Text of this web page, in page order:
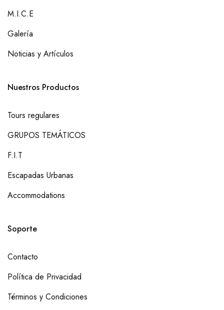
M.I.C.E
Galería
Noticias y Artículos
Nuestros Productos
Tours regulares
GRUPOS TEMÁTICOS
F.I.T
Escapadas Urbanas
Accommodations
Soporte
Contacto
Política de Privacidad
Términos y Condiciones